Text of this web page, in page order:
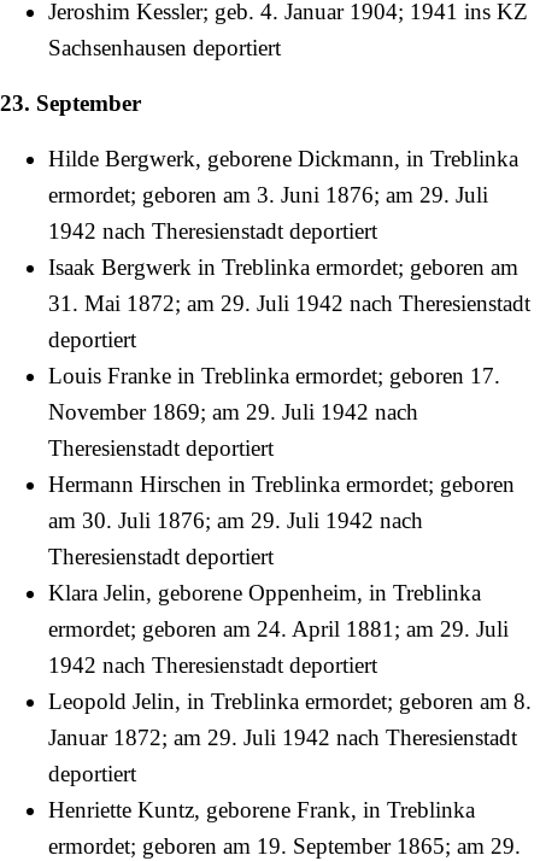
Jeroshim Kessler; geb. 4. Januar 1904; 1941 ins KZ
Sachsenhausen deportiert
23. September
Hilde Bergwerk, geborene Dickmann, in Treblinka
ermordet; geboren am 3. Juni 1876; am 29. Juli
1942 nach Theresienstadt deportiert
Isaak Bergwerk in Treblinka ermordet; geboren am
31. Mai 1872; am 29. Juli 1942 nach Theresienstadt
deportiert
Louis Franke in Treblinka ermordet; geboren 17.
November 1869; am 29. Juli 1942 nach
Theresienstadt deportiert
Hermann Hirschen in Treblinka ermordet; geboren
am 30. Juli 1876; am 29. Juli 1942 nach
Theresienstadt deportiert
Klara Jelin, geborene Oppenheim, in Treblinka
ermordet; geboren am 24. April 1881 ; am 29. Juli
1942 nach Theresienstadt deportiert
Leopold Jelin, in Treblinka ermordet; geboren am 8.
Januar 1872; am 29. Juli 1942 nach Theresienstadt
deportiert
Henriette Kuntz, geborene Frank, in Treblinka
ermordet; geboren am 19. September 1865; am 29.